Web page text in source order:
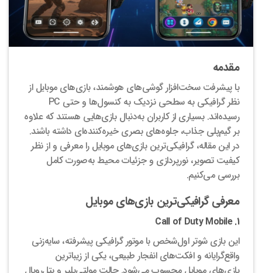
مقدمه
با پیشرفت سخت‌افزار گوشی‌های هوشمند، بازی‌های موبایل از
نظر گرافیکی به سطحی نزدیک به کنسول‌ها و حتی PC
رسیده‌اند. بسیاری از کاربران به‌دنبال بازی‌هایی هستند که علاوه
بر گیم‌پلی جذاب، جلوه‌های بصری خیره‌کننده‌ای داشته باشند.
در این مقاله، گرافیکی‌ترین بازی‌های موبایل را معرفی و از نظر
کیفیت تصویر، نورپردازی و جزئیات محیط به‌صورت کامل
بررسی می‌کنیم.
معرفی گرافیکی‌ترین بازی‌های موبایل
1. Call of Duty Mobile
این بازی شوتر اول‌شخص با موتور گرافیکی پیشرفته، سایه‌زنی
واقع‌گرایانه و افکت‌های انفجار طبیعی، یکی از زیباترین